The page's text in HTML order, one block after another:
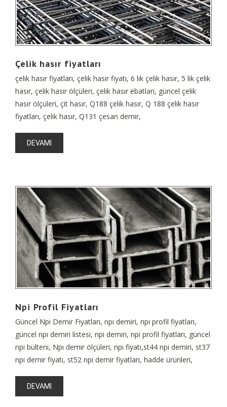
Çelik hasır fiyatları
çelik hasır fiyatları, çelik hasır fiyatı, 6 lık çelik hasır, 5 lik çelik
hasır, çelik hasır ölçüleri, çelik hasır ebatları, güncel çelik
hasır ölçüleri, çit hasır, Q188 çelik hasır, Q 188 çelik hasır
fiyatları, çelik hasır, Q131 çesan demir,
DEVAMI
Npi Profil Fiyatları
Güncel Npi Demir Fiyatları, npı demiri, npı profil fiyatları,
güncel npı demiri listesi, npi demiri, npi profil fiyatları, güncel
npi bülteni, Npı demir ölçüleri, npı fiyatı,st44 npi demiri, st37
npi demir fiyatı, st52 npi demir fiyatları, hadde ürünleri,
DEVAMI